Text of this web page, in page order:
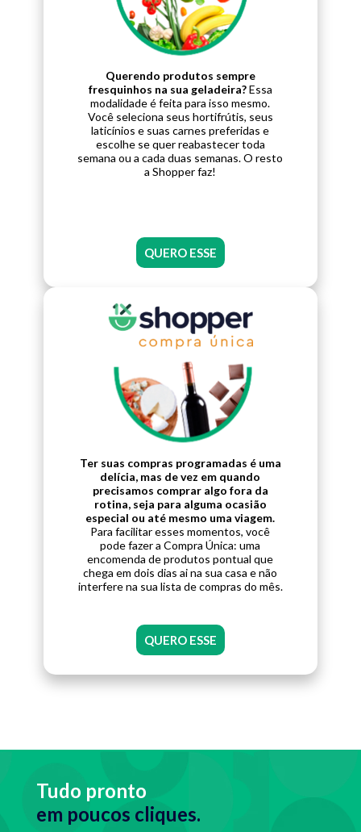
Querendo produtos sempre
fresquinhos na sua geladeira?Essa
modalidade é feita para isso mesmo.
Você seleciona seus hortifrútis, seus
laticínios e suas carnes preferidas e
escolhe se quer reabastecer toda
semana ou a cada duas semanas. O resto
a Shopper faz!
QUERO ESSE
Ter suas compras programadas é uma
delícia, mas de vez em quando
precisamos comprar algo fora da
rotina, seja para alguma ocasião
especial ou até mesmo uma viagem.
Para facilitar esses momentos, você
pode fazer a Compra Única: uma
encomenda de produtos pontual que
chega em dois dias ai na sua casa e não
interfere na sua lista de compras do mês.
QUERO ESSE
Tudo pronto
em poucos cliques.